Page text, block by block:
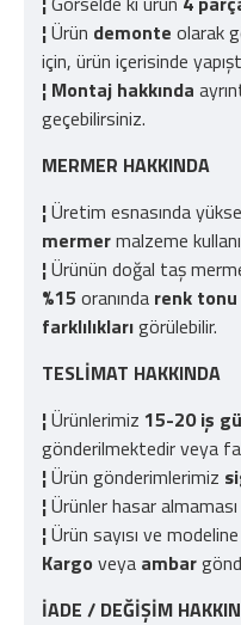
¦Ürün demonte olarak
için, ürün içerisinde
¦ Montaj hakkında
geçebilirsiniz.
MERMER HAKKINDA
¦Üretim esnasında
mermermalzeme
¦Ürünün doğal taş
%15 oranında renk tonu
farklılıklarıgörülebilir.
TESLİMAT HAKKINDA
¦Ürünlerimiz 15-20 iş
gönderilmektedir veya
¦Ürün gönderimlerimiz
¦Ürünler hasar
¦Ürün sayısı ve
Kargo veya ambar
İADE / DEĞİŞİM